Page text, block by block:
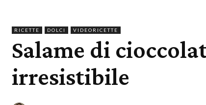
RICETTE DOLCI VIDEORICETTE
Salame di
irresistibile